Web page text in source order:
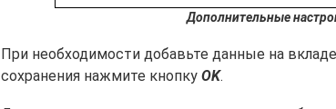
Дополнительные
При необходимости добавьте данные на вкладе
сохранения нажмите кнопку OK.